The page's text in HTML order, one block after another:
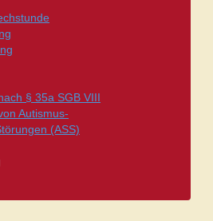
§ 35a SGB VIII
Autismus-
(ASS)